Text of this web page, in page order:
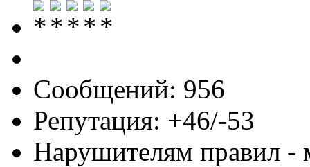
Сообщений: 956
Репутация: +46/-53
Нарушителям правил -